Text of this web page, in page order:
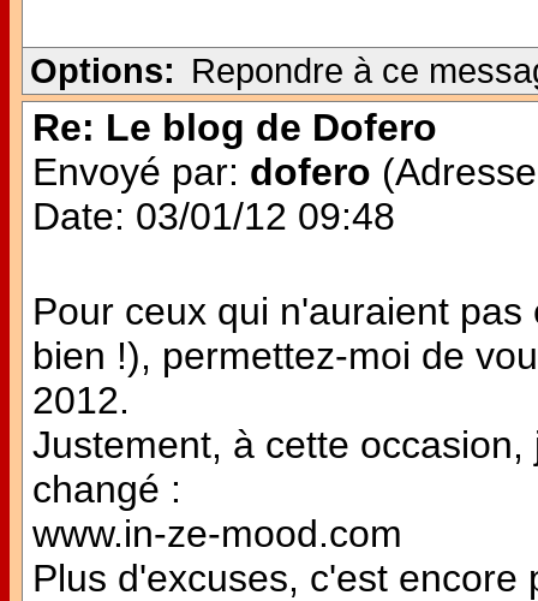
Options: Repondre à ce
Re: Le blog de Dofero
Envoyé par: dofero
Date: 03/01/12 09:48
Pour ceux qui n'auraient
bien !), permettez-moi de
2012.
Justement, à cette
changé :
www.in-ze-mood.com
Plus d'excuses, c'est encore